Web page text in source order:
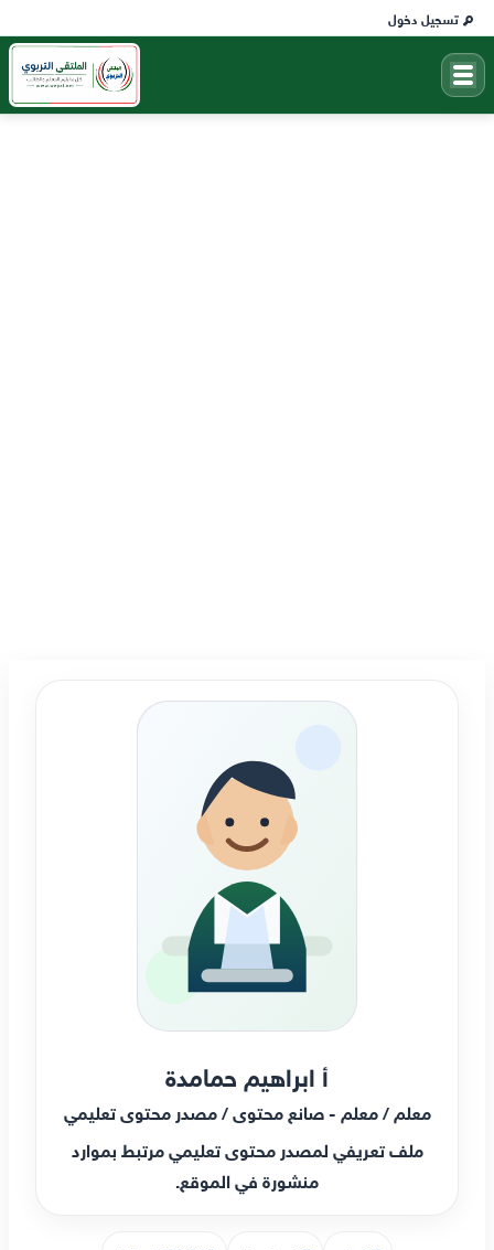
تسجيل دخول
أ ابراهيم حمامدة
معلم / معلم - صانع محتوى / مصدر محتوى تعليمي
ملف تعريفي لمصدر محتوى تعليمي مرتبط بموارد
منشورة في الموقع.